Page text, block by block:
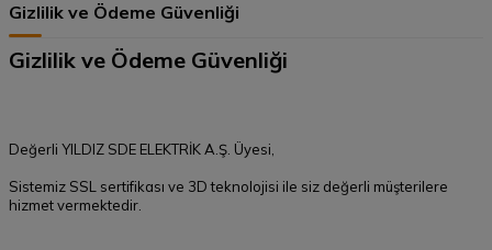
Gizlilik ve Ödeme Güvenliği
Gizlilik ve Ödeme Güvenliği
Değerli YILDIZ SDE ELEKTRİK A.Ş. Üyesi,
Sistemiz SSL sertifikası ve 3D teknolojisi ile siz değerli müşterilere
hizmet vermektedir.